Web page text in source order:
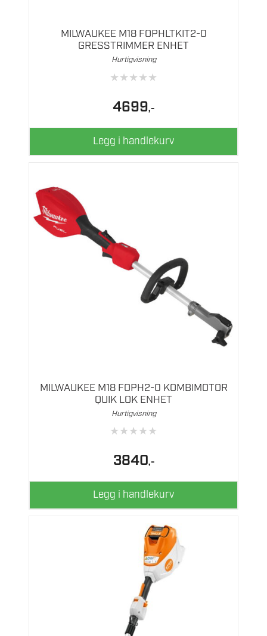
MILWAUKEE M18 FOPHLTKIT2-0
GRESSTRIMMER ENHET
Hurtigvisning
★★★★★
4699,-
Legg i handlekurv
MILWAUKEE M18 FOPH2-0 KOMBIMOTOR
QUIK LOK ENHET
Hurtigvisning
★★★★★
3840,-
Legg i handlekurv